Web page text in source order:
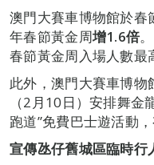
澳門大賽車博物館於
年春節黃金周增1.6倍
春節黃金周入場人數最
此外，澳門大賽車博
（2月10日）安排舞金
跑道”免費巴士遊活動
宣傳氹仔舊城區臨時行